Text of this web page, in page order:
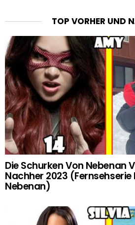
TOP VORHER UND
Die Schurken Von Nebenan
Nachher 2023 (Fernsehserie
Nebenan)